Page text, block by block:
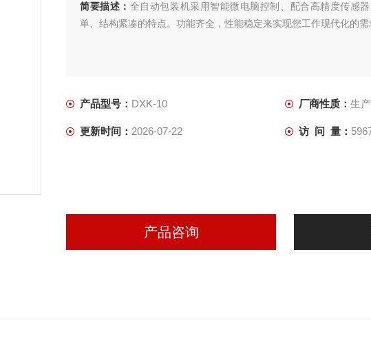
简要描述： 全自动包装机采用智能微电脑控制、配合高精度传感
单、结构紧凑的特点。功能齐全，性能稳定来实现您工作现代化的需
产品型号： DXK-10 厂商性质： 生
更新时间： 2026-07-22 访 问 量：
产品咨询